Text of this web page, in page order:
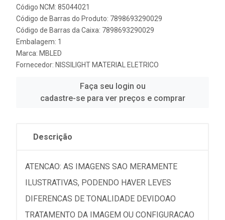
Código NCM: 85044021
Código de Barras do Produto: 7898693290029
Código de Barras da Caixa: 7898693290029
Embalagem: 1
Marca: MBLED
Fornecedor: NISSILIGHT MATERIAL ELETRICO
Faça seu login ou
cadastre-se para ver preços e comprar
Descrição
ATENCAO: AS IMAGENS SAO MERAMENTE
ILUSTRATIVAS, PODENDO HAVER LEVES
DIFERENCAS DE TONALIDADE DEVIDOAO
TRATAMENTO DA IMAGEM OU CONFIGURACAO